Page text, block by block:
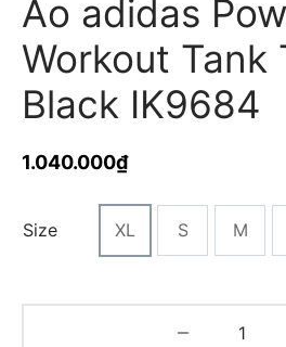
Áo adidas
Workout Tank
Black IK9684
1.040.000₫
Size XL S M